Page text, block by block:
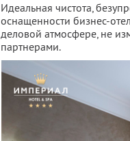
Идеальная чистота,
оснащенности бизнес-
деловой атмосфере, не
партнерами.